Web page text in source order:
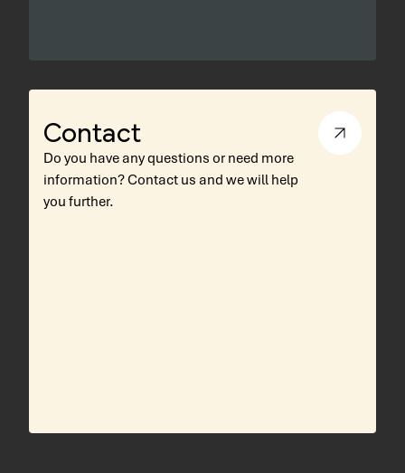
Contact
Do you have any questions or need more
information? Contact us and we will help
you further.